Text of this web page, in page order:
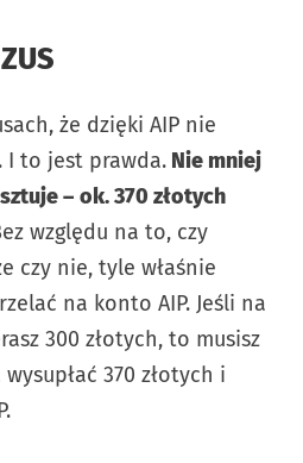
że dzięki AIP nie
I to jest prawda. Nie mniej
– ok. 370 złotych
względu na to, czy
czy nie, tyle właśnie
na konto AIP. Jeśli na
300 złotych, to musisz
370 złotych i